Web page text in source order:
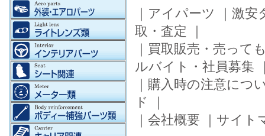
｜ アイパーツ ｜ 激安
取・査定 ｜
｜ 買取販売・売って
ルバイト・社員募集
｜ 購入時の注意につ
ド
｜
｜ 会社概要 ｜ サイト